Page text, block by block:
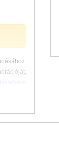
min. 2 dl